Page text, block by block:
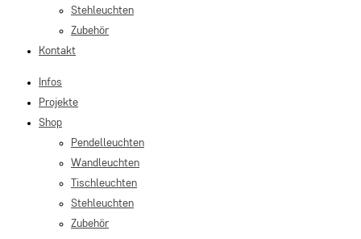
Stehleuchten
Zubehör
Kontakt
Infos
Projekte
Shop
Pendelleuchten
Wandleuchten
Tischleuchten
Stehleuchten
Zubehör